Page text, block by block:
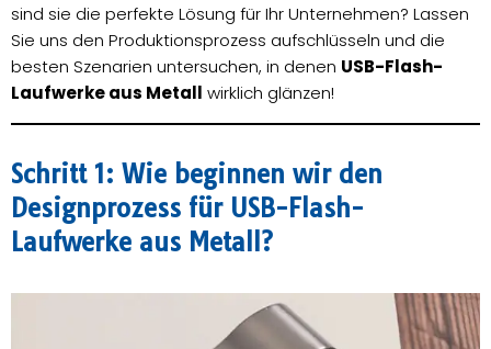
sind sie die perfekte Lösung für Ihr Unternehmen? Lassen
Sie uns den Produktionsprozess aufschlüsseln und die
besten Szenarien untersuchen, in denen USB-Flash-
Laufwerke aus Metall wirklich glänzen!
Schritt 1: Wie beginnen wir den
Designprozess für USB-Flash-
Laufwerke aus Metall?